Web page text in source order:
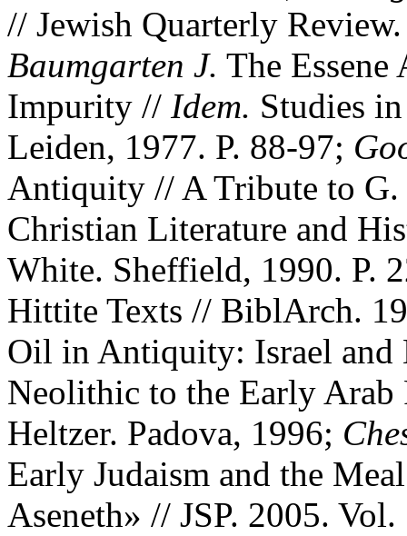
// Jewish Quarterly
Baumgarten J. The
Impurity // Idem. Studies
Leiden, 1977. P. 88-97;
Antiquity // A Tribute to G.
Christian Literature and
White. Sheffield, 1990. P.
Hittite Texts // BiblArch.
Oil in Antiquity: Israel and
Neolithic to the Early
Heltzer. Padova, 1996;
Early Judaism and the
Aseneth» // JSP. 2005.